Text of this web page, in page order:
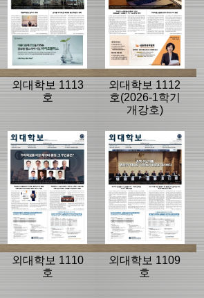
외대학보 1113
호
외대학보 1112
호(2026-1학기
개강호)
외대학보 1110
호
외대학보 1109
호